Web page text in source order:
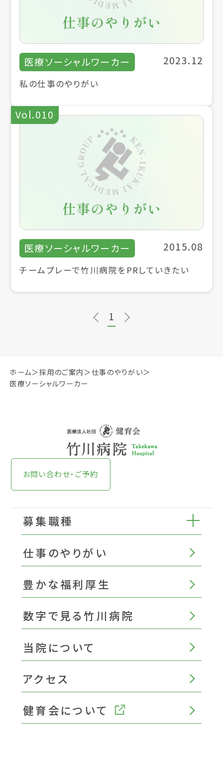
ホーム 採用のご案内
仕事のやりがい
医療ソーシャルワーカー
医療ソーシャルワーカー 2023.12
私の仕事のやりがい
Vol.010
医療ソーシャルワーカー 2015.08
チームプレーで竹川病院をPRしていきたい
1
お問い合わせ・ご予約
募集職種
仕事のやりがい
豊かな福利厚生
数字で見る竹川病院
当院について
アクセス
健育会について